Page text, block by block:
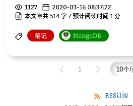
1127
2020-03-16 08:37:22
本文章共 514 字 / 预计阅读时间 1 分
笔记 MongoDB
1
RSS订阅